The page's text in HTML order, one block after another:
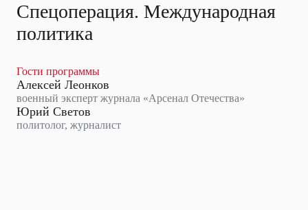
Спецоперация. Международная
политика
Гости программы
Алексей Леонков
военный эксперт журнала «Арсенал Отечества»
Юрий Светов
политолог, журналист